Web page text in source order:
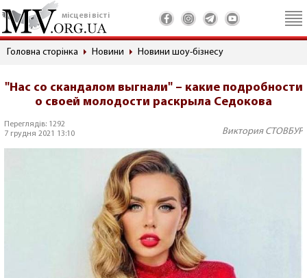
місцеві вісті
Головна сторінка Новини Новини шоу-бізнесу
"Нас со скандалом выгнали" – какие подробности
о своей молодости раскрыла Седокова
Переглядів: 1292
7 грудня 2021 13:10
Виктория СТОВБУР